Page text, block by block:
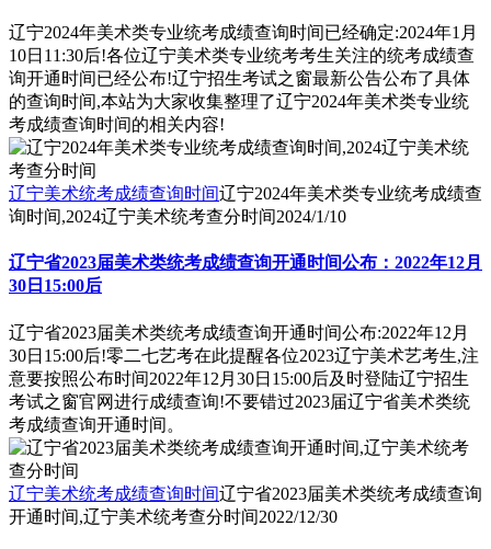
辽宁2024年美术类专业统考成绩查询时间已经确定:2024年1月
10日11:30后!各位辽宁美术类专业统考考生关注的统考成绩查
询开通时间已经公布!辽宁招生考试之窗最新公告公布了具体
的查询时间,本站为大家收集整理了辽宁2024年美术类专业统
考成绩查询时间的相关内容!
辽宁美术统考成绩查询时间辽宁2024年美术类专业统考成绩查
询时间,2024辽宁美术统考查分时间2024/1/10
辽宁省2023届美术类统考成绩查询开通时间公布：2022年12月
30日15:00后
辽宁省2023届美术类统考成绩查询开通时间公布:2022年12月
30日15:00后!零二七艺考在此提醒各位2023辽宁美术艺考生,注
意要按照公布时间2022年12月30日15:00后及时登陆辽宁招生
考试之窗官网进行成绩查询!不要错过2023届辽宁省美术类统
考成绩查询开通时间。
辽宁美术统考成绩查询时间辽宁省2023届美术类统考成绩查询
开通时间,辽宁美术统考查分时间2022/12/30